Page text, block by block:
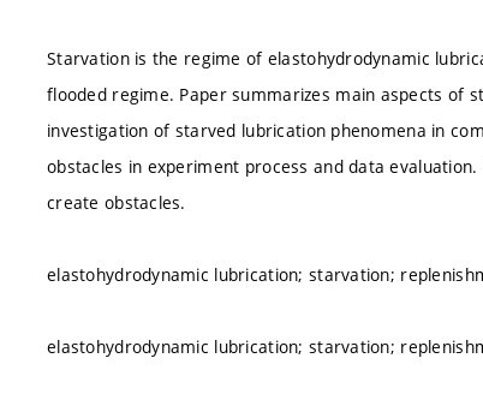
Starvation is the regime of elastohydrodynamic
flooded regime. Paper summarizes main aspects of
investigation of starved lubrication phenomena in
obstacles in experiment process and data
create obstacles.
elastohydrodynamic lubrication; starvation;
elastohydrodynamic lubrication; starvation;